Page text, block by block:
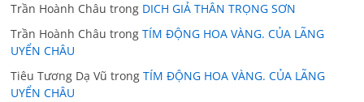
Trần Hoành Châu trong DICH GIẢ THÂN TRỌNG SƠN
Trần Hoành Châu trongTÍM ĐỘNG HOA VÀNG. CỦA LÃNG
UYỂN CHÂU
Tiêu Tương Dạ Vũ trongTÍM ĐỘNG HOA VÀNG. CỦA LÃNG
UYỂN CHÂU